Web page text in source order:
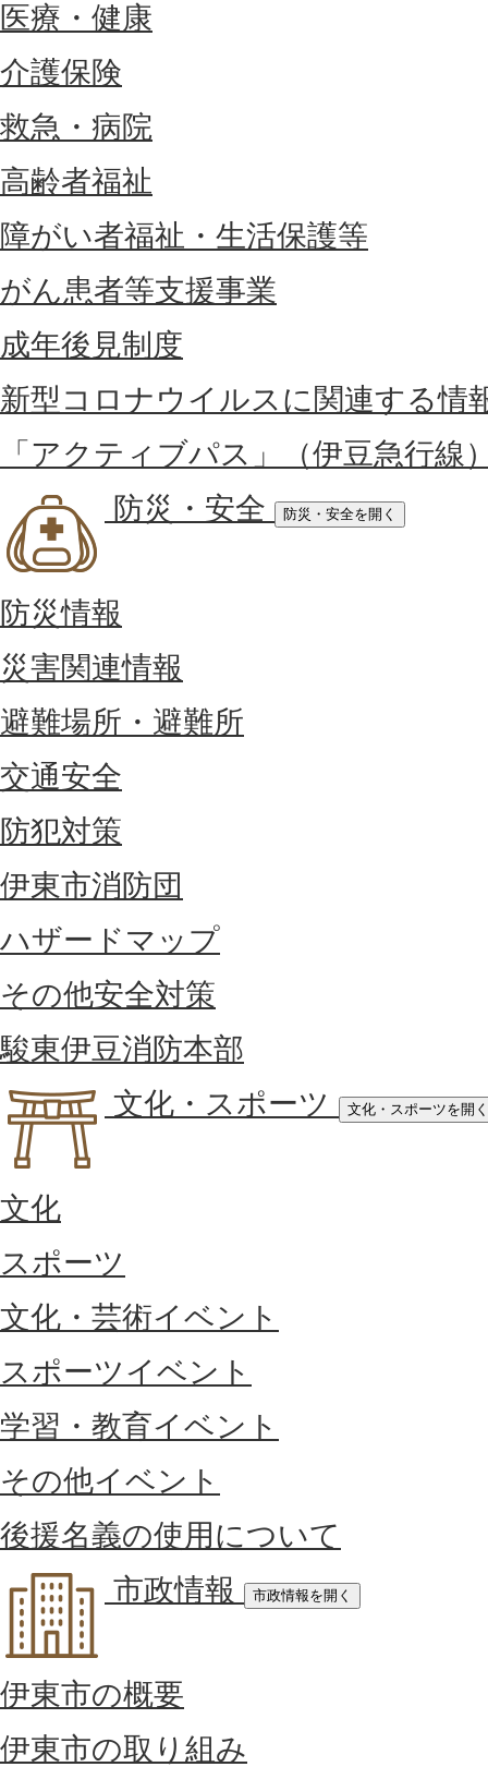
医療・健康
介護保険
救急・病院
高齢者福祉
障がい者福祉・生活保護等
がん患者等支援事業
成年後見制度
新型コロナウイルスに関連する情
「アクティブパス」（伊豆急行線
防災・安全
防災・安全を開く
防災情報
災害関連情報
避難場所・避難所
交通安全
防犯対策
伊東市消防団
ハザードマップ
その他安全対策
駿東伊豆消防本部
文化・スポーツ
文化・スポーツを開く
文化
スポーツ
文化・芸術イベント
スポーツイベント
学習・教育イベント
その他イベント
後援名義の使用について
市政情報
市政情報を開く
伊東市の概要
伊東市の取り組み